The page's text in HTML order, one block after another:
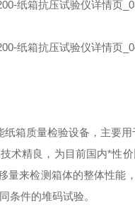
箱质量检验设备，主要
术精良，为目前国内*性
量来检测箱体的整体性能
条件的堆码试验。